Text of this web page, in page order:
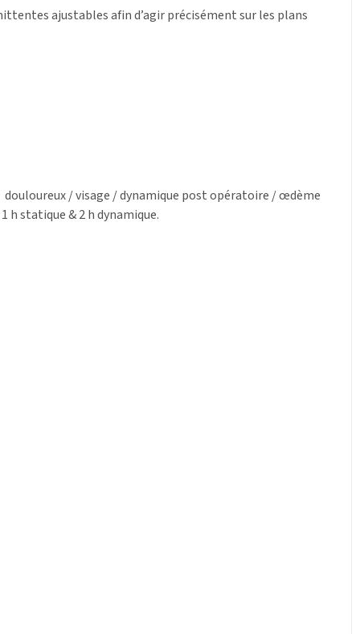
ajustables afin d’agir précisément sur les plans
/ visage / dynamique post opératoire / œdème
statique & 2 h dynamique.